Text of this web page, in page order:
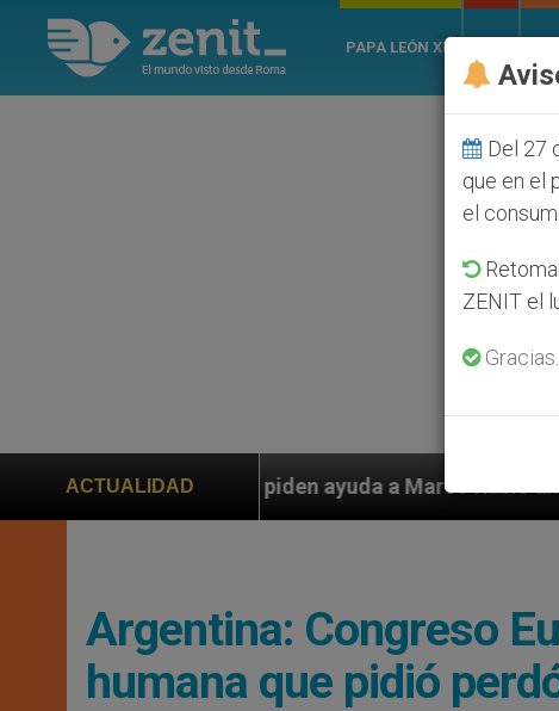
PAPA LEÓN XIV
ACTUALIDAD
piden ayuda a Marco Rubio ante persecución de
Argentina: Congreso
humana que pidió
Del 27
que en el
el
ZENIT el
Gracias.